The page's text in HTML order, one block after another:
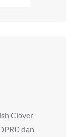
Clover
dan